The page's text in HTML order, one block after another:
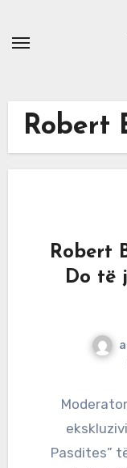
Robert
Robert
Do të
Moderatori Robert Berisha ka zbuluar
Pasdites”